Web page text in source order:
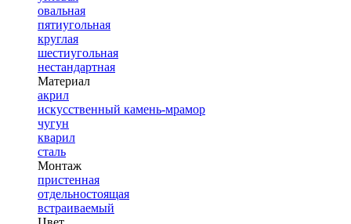
овальная
пятиугольная
круглая
шестиугольная
нестандартная
Материал
акрил
искусственный камень-мрамор
чугун
кварил
сталь
Монтаж
пристенная
отдельностоящая
встраиваемый